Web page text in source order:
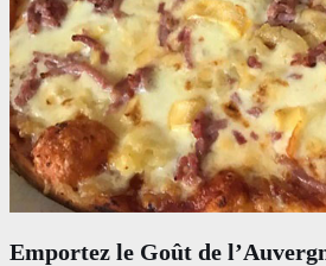
Emportez le Goût de